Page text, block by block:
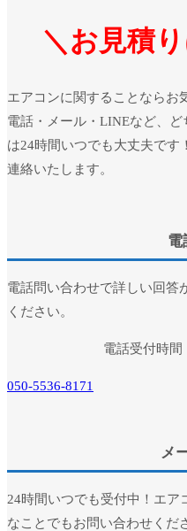
＼お見積
エアコンに関することならお
電話・メール・LINEなど、
は24時間いつでも大丈夫です
連絡いたします。
電
電話問い合わせで詳しい回答
ください。
電話受付時
050-5536-8171
メ
24時間いつでも受付中！エア
なことでもお問い合わせくだ